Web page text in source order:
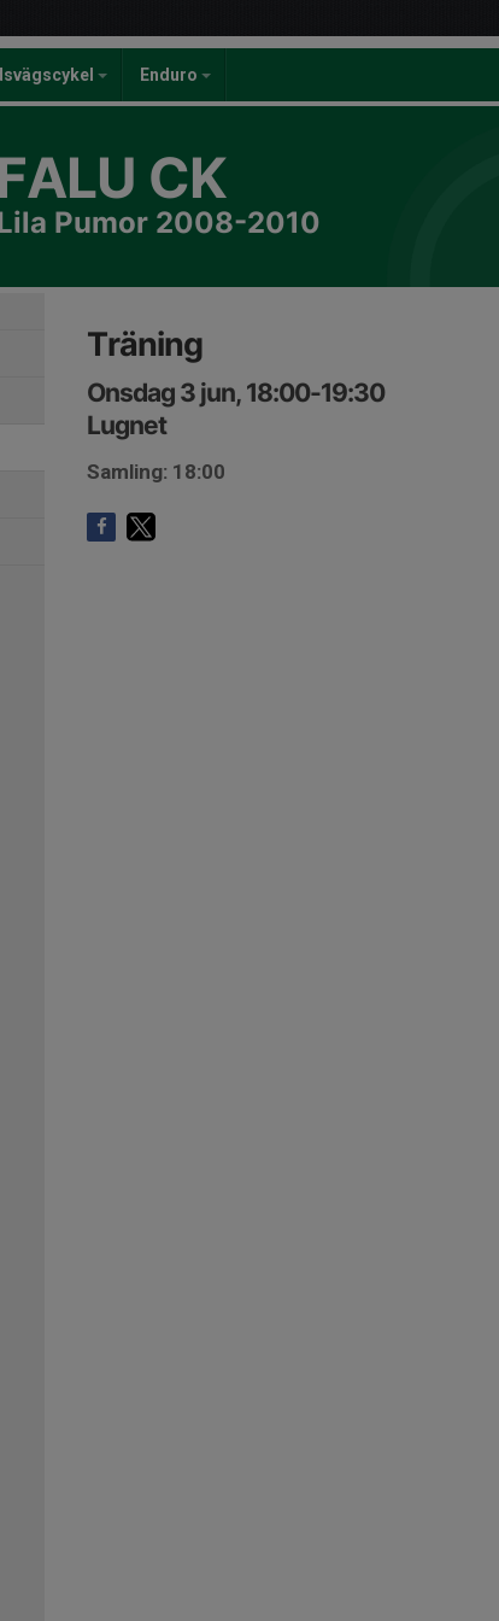
Enduro
FALU CK
Pumor 2008-2010
Träning
Onsdag 3 jun, 18:00-19:30
Lugnet
Samling: 18:00